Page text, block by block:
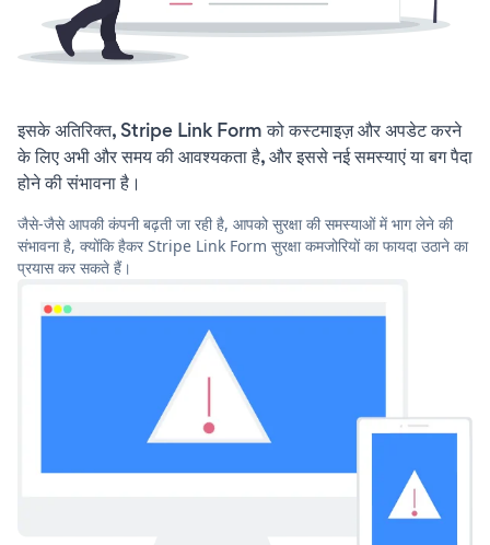
इसके अतिरिक्त, Stripe Link Form को कस्टमाइज़ और अपडेट करने
के लिए अभी और समय की आवश्यकता है, और इससे नई समस्याएं या बग पैदा
होने की संभावना है।
जैसे-जैसे आपकी कंपनी बढ़ती जा रही है, आपको सुरक्षा की समस्याओं में भाग लेने की
संभावना है, क्योंकि हैकर Stripe Link Form सुरक्षा कमजोरियों का फायदा उठाने का
प्रयास कर सकते हैं।